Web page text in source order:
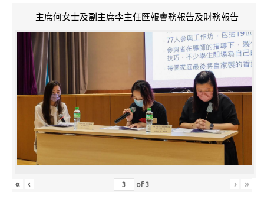
主席何女士及副主席李主任匯報會務報告及財務報告
« ‹ of3 › »